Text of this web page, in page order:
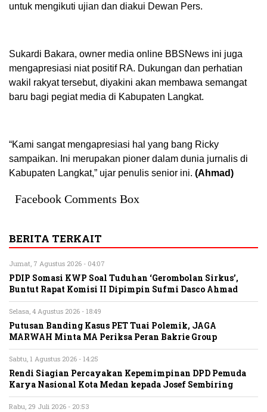
untuk mengikuti ujian dan diakui Dewan Pers.
Sukardi Bakara, owner media online BBSNews ini juga
mengapresiasi niat positif RA. Dukungan dan perhatian
wakil rakyat tersebut, diyakini akan membawa semangat
baru bagi pegiat media di Kabupaten Langkat.
“Kami sangat mengapresiasi hal yang bang Ricky
sampaikan. Ini merupakan pioner dalam dunia jurnalis di
Kabupaten Langkat,” ujar penulis senior ini. (Ahmad)
Facebook Comments Box
BERITA TERKAIT
Jumat, 7 Agustus 2026 - 04:07
PDIP Somasi KWP Soal Tuduhan ‘Gerombolan Sirkus’,
Buntut Rapat Komisi II Dipimpin Sufmi Dasco Ahmad
Selasa, 4 Agustus 2026 - 18:49
Putusan Banding Kasus PET Tuai Polemik, JAGA
MARWAH Minta MA Periksa Peran Bakrie Group
Sabtu, 1 Agustus 2026 - 14:25
Rendi Siagian Percayakan Kepemimpinan DPD Pemuda
Karya Nasional Kota Medan kepada Josef Sembiring
Rabu, 29 Juli 2026 - 20:53